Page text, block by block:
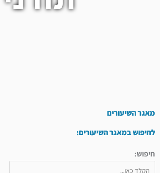
מאגר השיעורים
לחיפוש במאגר השיעורים:
חיפוש: